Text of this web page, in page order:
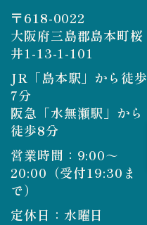
100分コース 【スタッ
フからのお返事】 皆
様のご要望などにはで
きる限りお応えします
ので、どうぞご遠慮な
くリクエストなどおっ
しゃってくださいませ
（#^.^#）
〒618-0022
大阪府三島郡島本町桜
井1-13-1-101
JR「島本駅」から徒歩
7分
阪急「水無瀬駅」から
徒歩8分
営業時間：9:00～
20:00（受付19:30ま
で）
定休日：水曜日